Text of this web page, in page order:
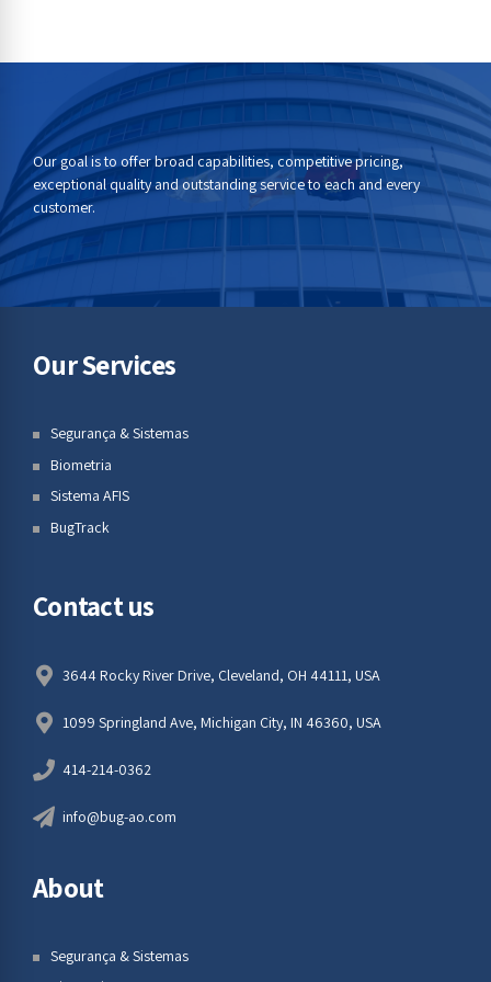
Our goal is to offer broad capabilities, competitive pricing,
exceptional quality and outstanding service to each and every
customer.
Our Services
Segurança & Sistemas
Biometria
Sistema AFIS
BugTrack
Contact us
3644 Rocky River Drive, Cleveland, OH 44111, USA
1099 Springland Ave, Michigan City, IN 46360, USA
414-214-0362
info@bug-ao.com
About
Segurança & Sistemas